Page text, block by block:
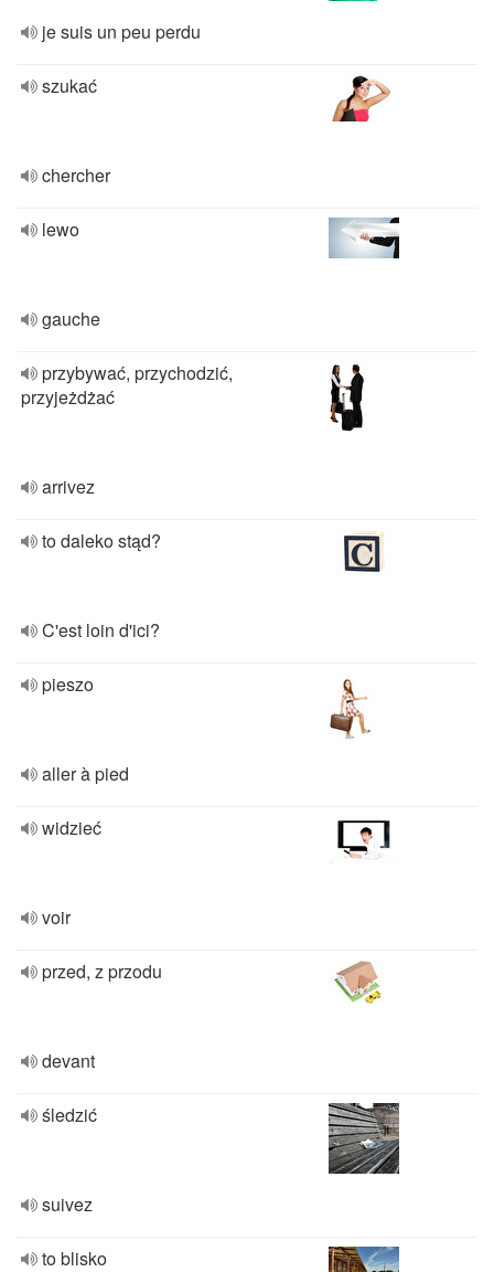
je suis un peu perdu
szukać
chercher
lewo
gauche
przybywać, przychodzić,
przyjeżdżać
arrivez
to daleko stąd?
C'est loin d'ici?
pieszo
aller à pied
widzieć
voir
przed, z przodu
devant
śledzić
suivez
to blisko